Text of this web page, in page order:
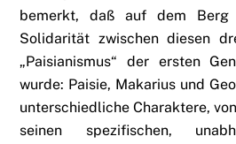
bemerkt, daß auf dem Berg
Solidarität zwischen diesen
„Paisianismus“ der ersten
wurde: Paisie, Makarius und
unterschiedliche Charaktere,
seinen spezifischen,